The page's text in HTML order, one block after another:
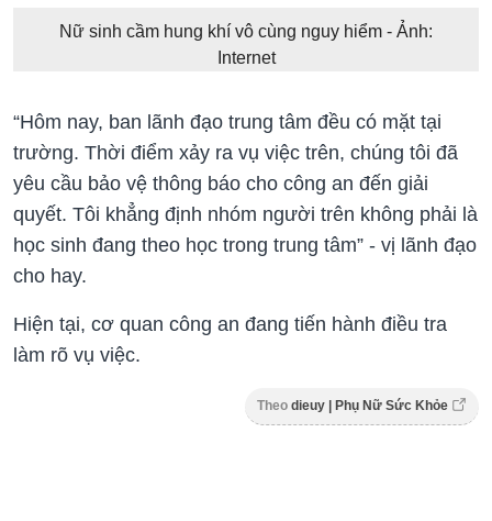
Nữ sinh cầm hung khí vô cùng nguy hiểm - Ảnh:
Internet
“Hôm nay, ban lãnh đạo trung tâm đều có mặt tại
trường. Thời điểm xảy ra vụ việc trên, chúng tôi đã
yêu cầu bảo vệ thông báo cho công an đến giải
quyết. Tôi khẳng định nhóm người trên không phải là
học sinh đang theo học trong trung tâm” - vị lãnh đạo
cho hay.
Hiện tại, cơ quan công an đang tiến hành điều tra
làm rõ vụ việc.
Theo dieuy | Phụ Nữ Sức Khỏe